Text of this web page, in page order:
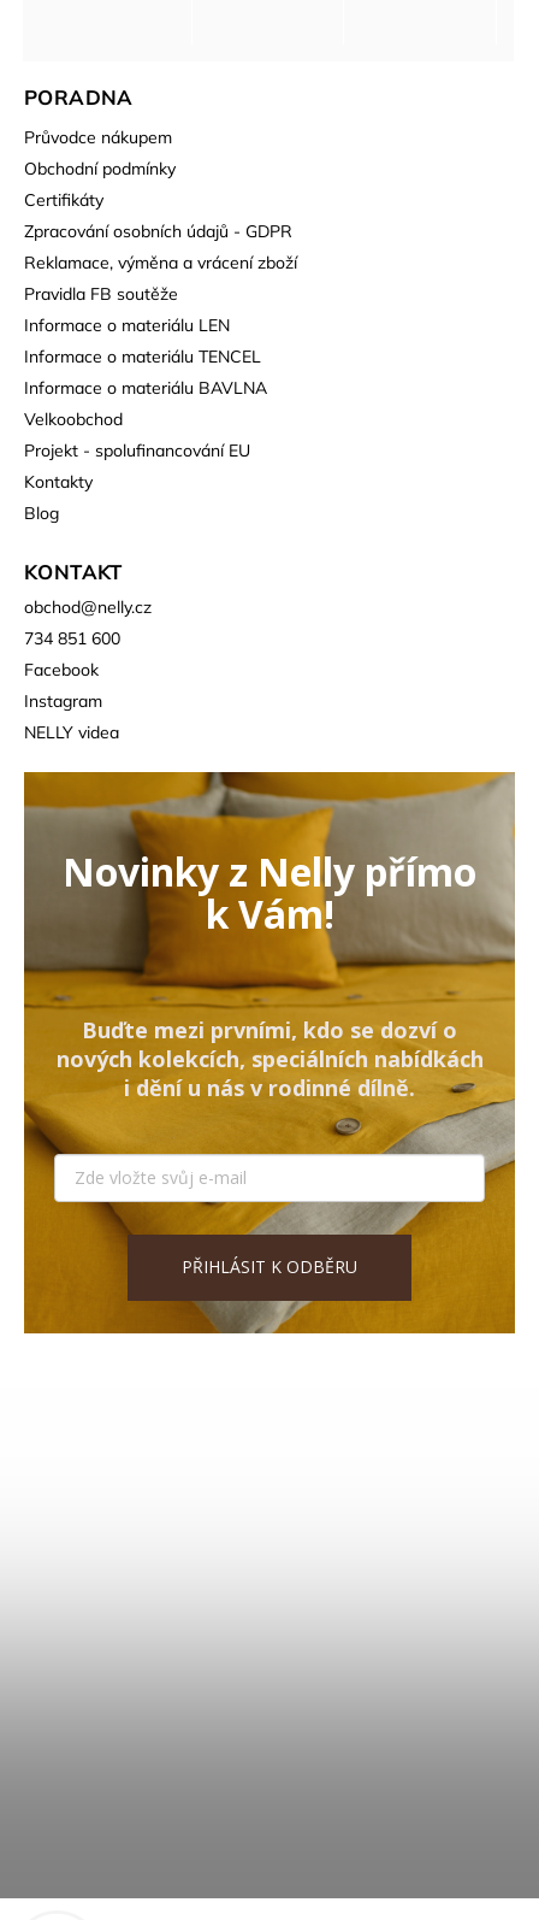
PORADNA
Průvodce nákupem
Obchodní podmínky
Certifikáty
Zpracování osobních údajů - GDPR
Reklamace, výměna a vrácení zboží
Pravidla FB soutěže
Informace o materiálu LEN
Informace o materiálu TENCEL
Informace o materiálu BAVLNA
Velkoobchod
Projekt - spolufinancování EU
Kontakty
Blog
KONTAKT
obchod@nelly.cz
734 851 600
Facebook
Instagram
NELLY videa
Novinky z Nelly přímo
k Vám!
Buďte mezi prvními, kdo se dozví o
nových kolekcích, speciálních nabídkách
i dění u nás v rodinné dílně.
PŘIHLÁSIT K ODBĚRU